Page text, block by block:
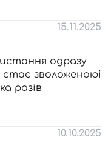
15.11.2025
одразу
зволоженоюі
разів
10.10.2025